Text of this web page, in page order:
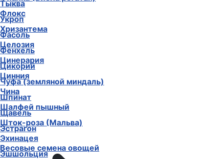
Флокс
Хризантема
Целозия
Цинерария
Цинния
Чина
Шалфей пышный
Шток-роза (Мальва)
Эхинацея
Эшшольция
Тыква
Укроп
Фасоль
Фенхель
Цикорий
Чуфа (земляной миндаль)
Шпинат
Щавель
Эстрагон
Весовые семена овощей